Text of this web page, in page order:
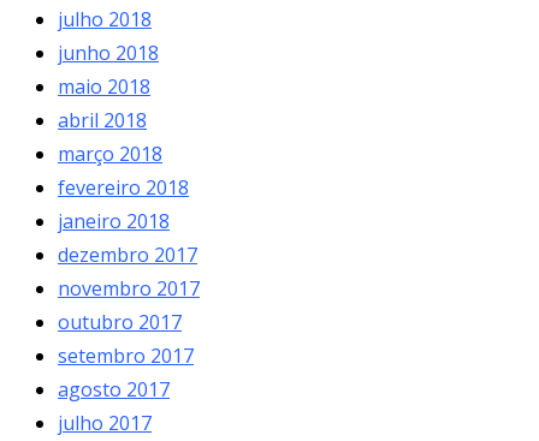
julho 2018
junho 2018
maio 2018
abril 2018
março 2018
fevereiro 2018
janeiro 2018
dezembro 2017
novembro 2017
outubro 2017
setembro 2017
agosto 2017
julho 2017